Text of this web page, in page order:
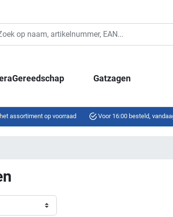
Gatzagen
assortiment op voorraad Voor 16:00 besteld,